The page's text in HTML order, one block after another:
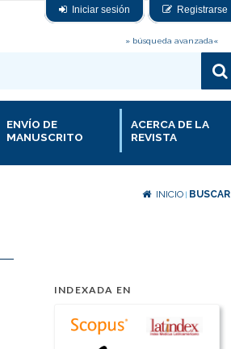
Iniciar sesión Registrarse
» búsqueda avanzada«
ENVÍO DE
MANUSCRITO
ACERCA DE LA
REVISTA
INICIO BUSCAR
INDEXADA EN